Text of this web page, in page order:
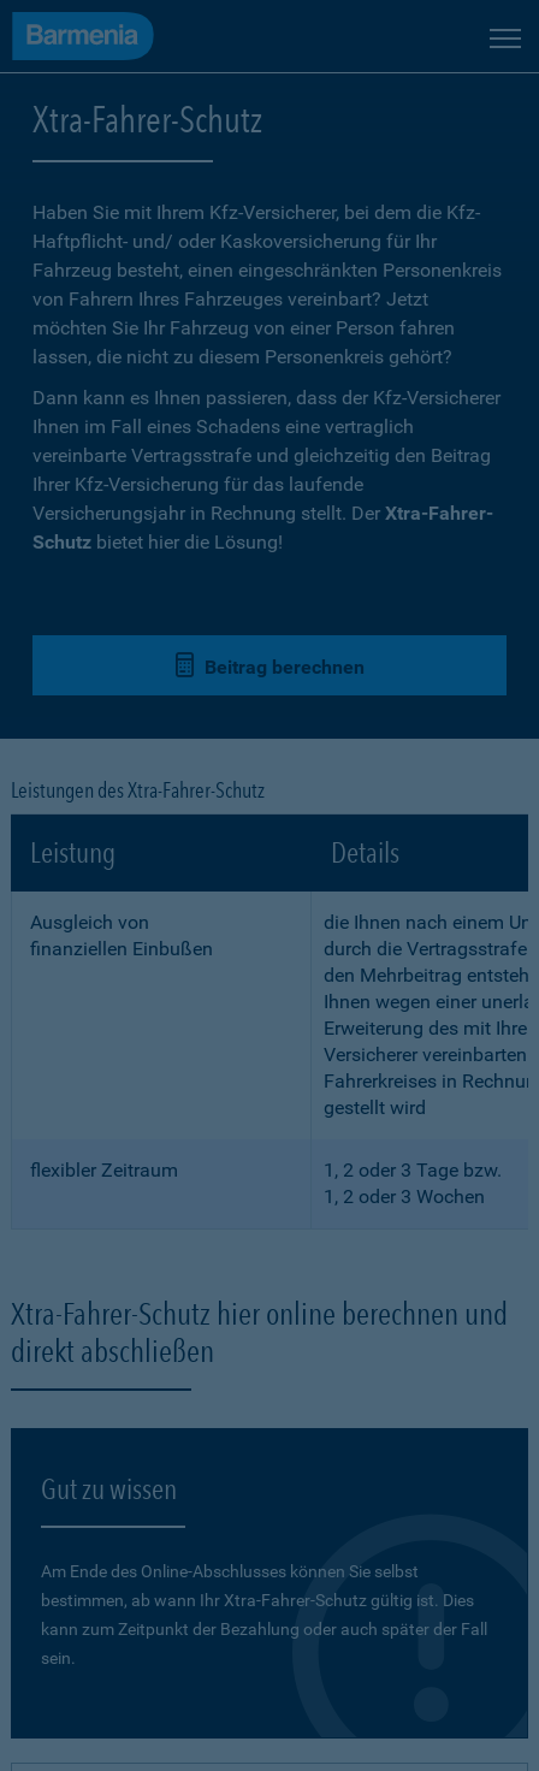
Xtra-Fahrer-Schutz
Haben Sie mit Ihrem Kfz-Versicherer, bei dem die Kfz-
Haftpflicht- und/ oder Kaskoversicherung für Ihr
Fahrzeug besteht, einen eingeschränkten Personenkreis
von Fahrern Ihres Fahrzeuges vereinbart? Jetzt
möchten Sie Ihr Fahrzeug von einer Person fahren
lassen, die nicht zu diesem Personenkreis gehört?
Dann kann es Ihnen passieren, dass der Kfz-Versicherer
Ihnen im Fall eines Schadens eine vertraglich
vereinbarte Vertragsstrafe und gleichzeitig den Beitrag
Ihrer Kfz-Versicherung für das laufende
Versicherungsjahr in Rechnung stellt. Der Xtra-Fahrer-
Schutz bietet hier die Lösung!
Beitrag berechnen
Leistungen des Xtra-Fahrer-Schutz
Leistung Details
Ausgleich von
finanziellen Einbußen
die Ihnen nach einem
durch die Vertragsstrafe
den Mehrbeitrag
Ihnen wegen einer
Erweiterung des mit
Versicherer vereinbarten
Fahrerkreises in
gestellt wird
flexibler Zeitraum
1, 2 oder 3 Tage bzw.
1, 2 oder 3 Wochen
Xtra-Fahrer-Schutz hier online berechnen und
direkt abschließen
Gut zu wissen
Am Ende des Online-Abschlusses können Sie selbst
bestimmen, ab wann Ihr Xtra-Fahrer-Schutz gültig ist. Dies
kann zum Zeitpunkt der Bezahlung oder auch später der Fall
sein.